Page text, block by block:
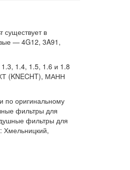
существует в
— 4G12, 3A91,
1.4, 1.5, 1.6 и 1.8
(KNECHT), МАНН
по оригинальному
фильтры для
фильтры для
Хмельницкий,